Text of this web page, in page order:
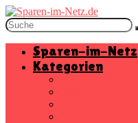
Sparen-im-Netz
Kategorien